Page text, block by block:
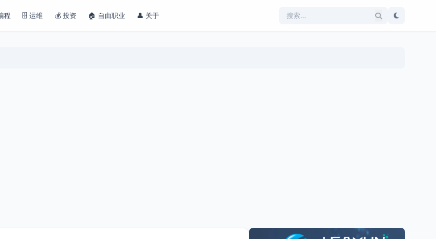
程 🗄️ 运维 💰 投资 🏠 自由职业 👤 关于